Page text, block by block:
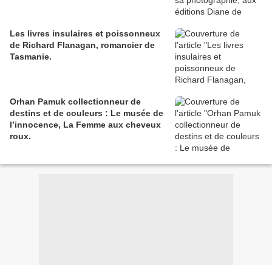
Les livres insulaires et poissonneux
de Richard Flanagan, romancier de
Tasmanie.
Orhan Pamuk collectionneur de
destins et de couleurs : Le musée de
l’innocence, La Femme aux cheveux
roux.